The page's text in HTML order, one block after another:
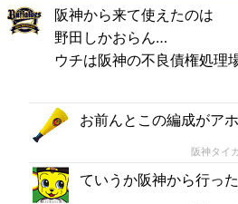
阪神から来て使えたのは
野田しかおらん…
ウチは阪神の不良債権処理
お前んとこの編成がア
阪神タイ
ていうか阪神から行っ